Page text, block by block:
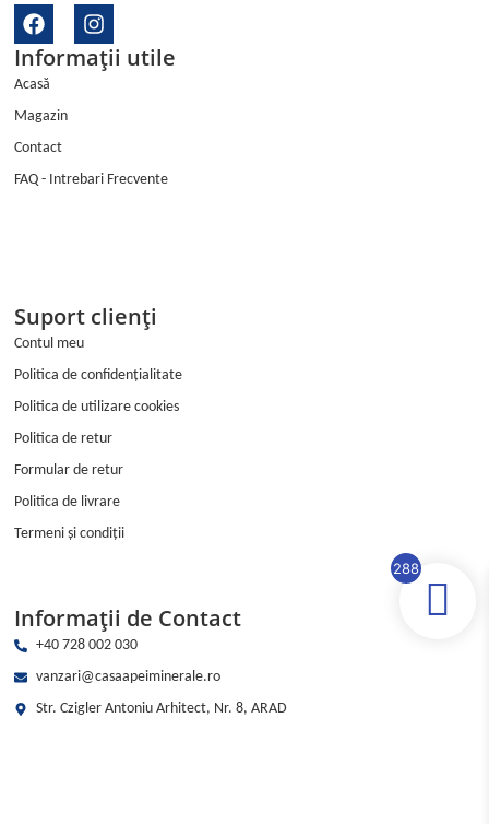
F
a
c
e
o
o
k
I
n
s
a
m
Informații utile
Acasă
Magazin
Contact
FAQ - Intrebari Frecvente
Suport clienți
Contul meu
Politica de confidențialitate
Politica de utilizare cookies
Politica de retur
Formular de retur
Politica de livrare
Termeni și condiții
Informații de Contact
+40 728 002 030
vanzari@casaapeiminerale.ro
Str. Czigler Antoniu Arhitect, Nr. 8, ARAD
288